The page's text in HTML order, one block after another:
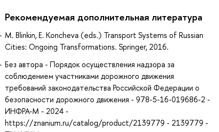
Рекомендуемая дополнительная литература
M. Blinkin, E. Koncheva (eds.) Transport Systems of Russian
Cities: Ongoing Transformations. Springer, 2016.
Без автора - Порядок осуществления надзора за
соблюдением участниками дорожного движения
требований законодательства Российской Федерации о
безопасности дорожного движения - 978-5-16-019686-2 -
ИНФРА-М - 2024 -
https://znanium.ru/catalog/product/2139779 - 2139779 -